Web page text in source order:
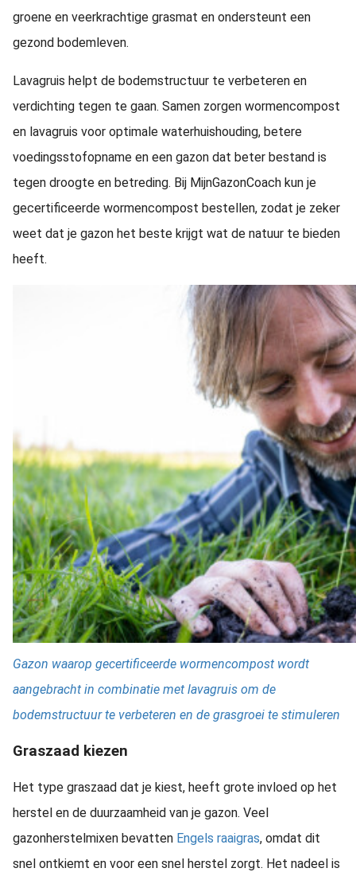
groene en veerkrachtige grasmat en ondersteunt een
gezond bodemleven.
Lavagruis helpt de bodemstructuur te verbeteren en
verdichting tegen te gaan. Samen zorgen wormencompost
en lavagruis voor optimale waterhuishouding, betere
voedingsstofopname en een gazon dat beter bestand is
tegen droogte en betreding. Bij MijnGazonCoach kun je
gecertificeerde wormencompost bestellen, zodat je zeker
weet dat je gazon het beste krijgt wat de natuur te bieden
heeft.
Gazon waarop gecertificeerde wormencompost wordt
aangebracht in combinatie met lavagruis om de
bodemstructuur te verbeteren en de grasgroei te stimuleren
Graszaad kiezen
Het type graszaad dat je kiest, heeft grote invloed op het
herstel en de duurzaamheid van je gazon. Veel
gazonherstelmixen bevatten Engels raaigras, omdat dit
snel ontkiemt en voor een snel herstel zorgt. Het nadeel is